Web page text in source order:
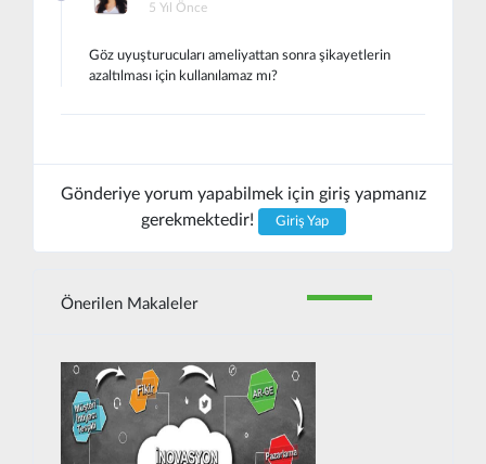
5 Yıl Önce
Göz uyuşturucuları ameliyattan sonra şikayetlerin
azaltılması için kullanılamaz mı?
Gönderiye yorum yapabilmek için giriş yapmanız
gerekmektedir!
Giriş Yap
Önerilen Makaleler